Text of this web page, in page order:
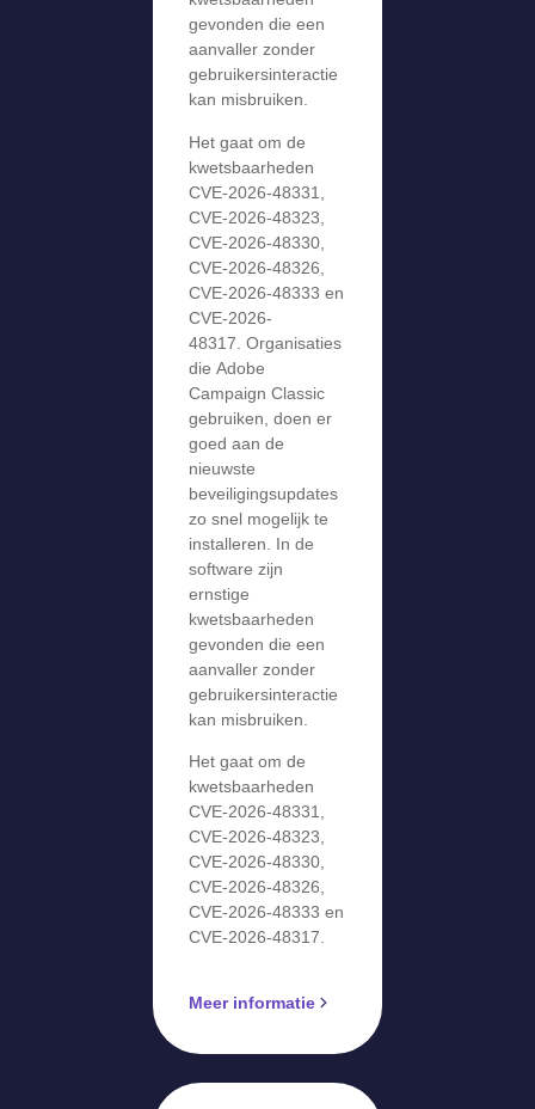
gevonden die een
aanvaller zonder
gebruikersinteractie
kan misbruiken.
Het gaat om de
kwetsbaarheden
CVE-2026-48331,
CVE-2026-48323,
CVE-2026-48330,
CVE-2026-48326,
CVE-2026-48333 en
CVE-2026-
48317. Organisaties
die Adobe
Campaign Classic
gebruiken, doen er
goed aan de
nieuwste
beveiligingsupdates
zo snel mogelijk te
installeren. In de
software zijn
ernstige
kwetsbaarheden
gevonden die een
aanvaller zonder
gebruikersinteractie
kan misbruiken.
Het gaat om de
kwetsbaarheden
CVE-2026-48331,
CVE-2026-48323,
CVE-2026-48330,
CVE-2026-48326,
CVE-2026-48333 en
CVE-2026-48317.
Meer informatie